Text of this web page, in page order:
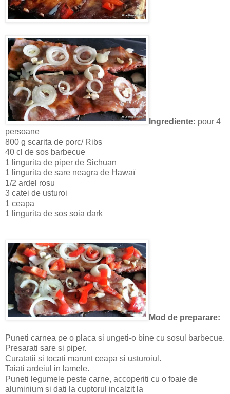
Ingrediente: pour 4
persoane
800 g scarita de porc/ Ribs
40 cl de sos barbecue
1 lingurita de piper de Sichuan
1 lingurita de sare neagra de Hawaï
1/2 ardel rosu
3 catei de usturoi
1 ceapa
1 lingurita de sos soia dark
Mod de preparare:
Puneti carnea pe o placa si ungeti-o bine cu sosul barbecue.
Presarati sare si piper.
Curatatii si tocati marunt ceapa si usturoiul.
Taiati ardeiul in lamele.
Puneti legumele peste carne, accoperiti cu o foaie de
aluminium si dati la cuptorul incalzit la